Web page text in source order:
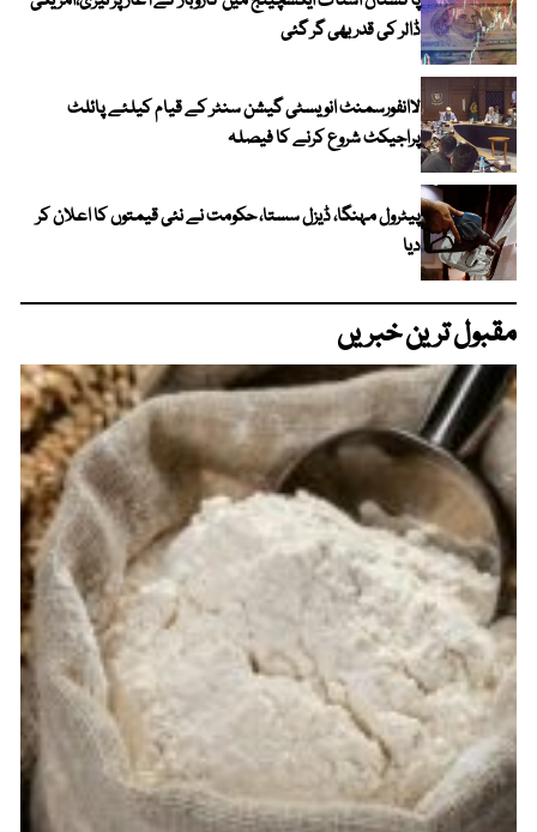
ڈالر کی قدر بھی گر گئی
لاانفورسمنٹ انویسٹی گیشن سنٹر کے قیام کیلئے پائلٹ
پراجیکٹ شروع کرنے کا فیصلہ
پیٹرول مہنگا، ڈیزل سستا، حکومت نے نئی قیمتوں کا اعلان کر
دیا
مقبول ترین خبریں